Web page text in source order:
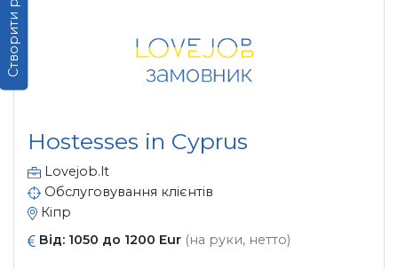
Hostesses in Cyprus
Lovejob.lt
Обслуговування клієнтів
Кіпр
Від: 1050 до 1200 Eur (на руки, нетто)